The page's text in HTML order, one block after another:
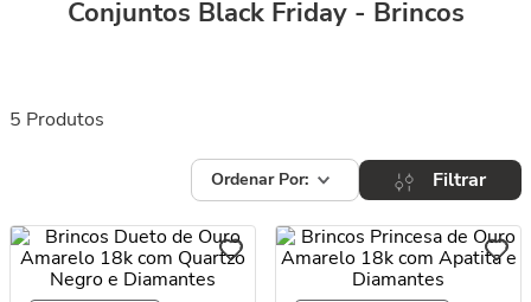
Conjuntos Black Friday - Brincos
5 Produtos
Filtrar